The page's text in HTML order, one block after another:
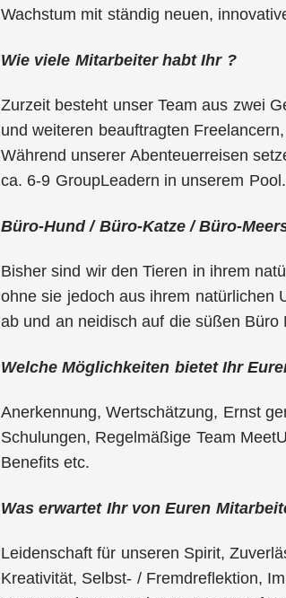
Wachstum mit ständig neuen,
Wie viele Mitarbeiter habt Ihr ?
Zurzeit besteht unser Team aus zwei
und weiteren beauftragten
Während unserer Abenteuerreisen
ca. 6-9 GroupLeadern in unserem Pool.
Büro-Hund / Büro-Katze / Büro-
Bisher sind wir den Tieren in ihrem
ohne sie jedoch aus ihrem natürlichen
ab und an neidisch auf die süßen
Welche Möglichkeiten bietet Ihr
Anerkennung, Wertschätzung, Ernst
Schulungen, Regelmäßige Team
Benefits etc.
Was erwartet Ihr von Euren
Leidenschaft für unseren Spirit,
Kreativität, Selbst- / Fremdreflektion,